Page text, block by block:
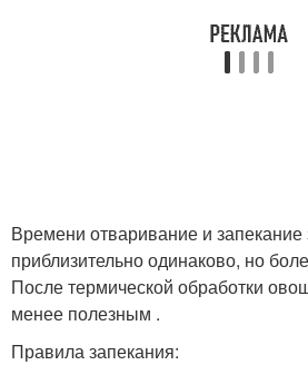
Времени отваривание и запекание
приблизительно одинаково, но
После термической обработки
менее полезным .
Правила запекания: